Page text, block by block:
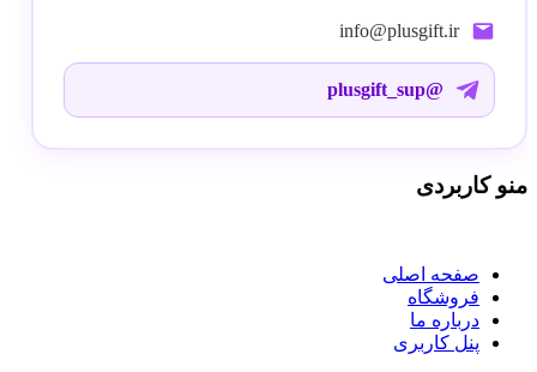
info@plusgift.ir
@plusgift_sup
منو کاربردی
صفحه اصلی
فروشگاه
درباره ما
پنل کاربری